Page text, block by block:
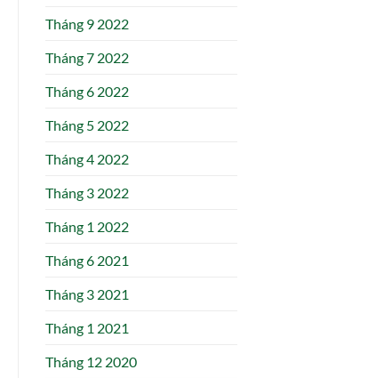
Tháng 9 2022
Tháng 7 2022
Tháng 6 2022
Tháng 5 2022
Tháng 4 2022
Tháng 3 2022
Tháng 1 2022
Tháng 6 2021
Tháng 3 2021
Tháng 1 2021
Tháng 12 2020